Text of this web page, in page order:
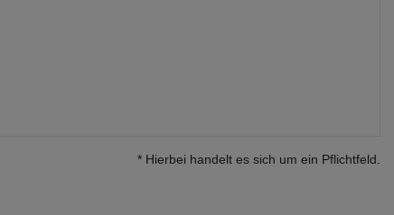
* Hierbei handelt es sich um ein Pflichtfeld.